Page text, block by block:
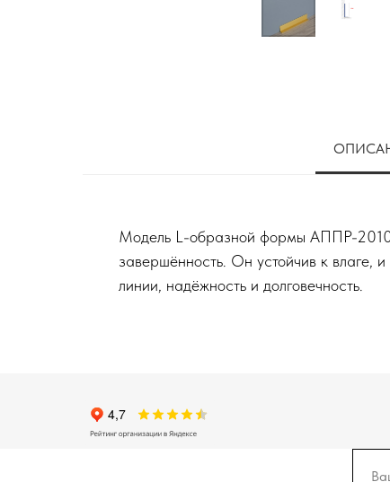
Модель L-образной формы АППР-2010-
завершённость. Он устойчив к влаге,
линии, надёжность и долговечность.